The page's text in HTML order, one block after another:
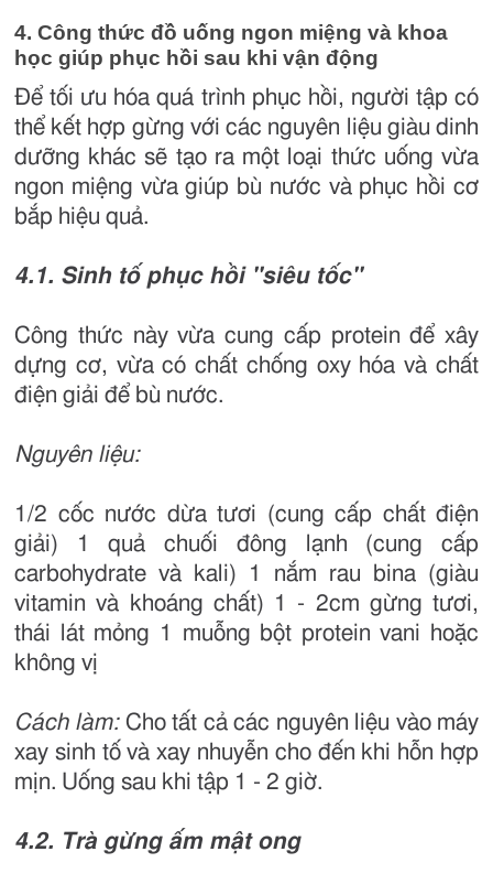
4. Công thức đồ uống ngon miệng và khoa
học giúp phục hồi sau khi vận động
Để tối ưu hóa quá trình phục hồi, người tập có
thể kết hợp gừng với các nguyên liệu giàu dinh
dưỡng khác sẽ tạo ra một loại thức uống vừa
ngon miệng vừa giúp bù nước và phục hồi cơ
bắp hiệu quả.
4.1. Sinh tố phục hồi "siêu tốc"
Công thức này vừa cung cấp protein để xây
dựng cơ, vừa có chất chống oxy hóa và chất
điện giải để bù nước.
Nguyên liệu:
1/2 cốc nước dừa tươi (cung cấp chất điện
giải) 1 quả chuối đông lạnh (cung cấp
carbohydrate và kali) 1 nắm rau bina (giàu
vitamin và khoáng chất) 1 - 2cm gừng tươi,
thái lát mỏng 1 muỗng bột protein vani hoặc
không vị
Cách làm:Cho tất cả các nguyên liệu vào máy
xay sinh tố và xay nhuyễn cho đến khi hỗn hợp
mịn. Uống sau khi tập 1 - 2 giờ.
4.2. Trà gừng ấm mật ong